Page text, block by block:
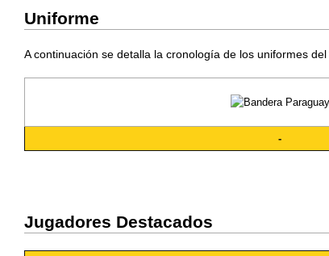
Uniforme
A continuación se detalla la cronología de los uniformes del
-
Jugadores Destacados